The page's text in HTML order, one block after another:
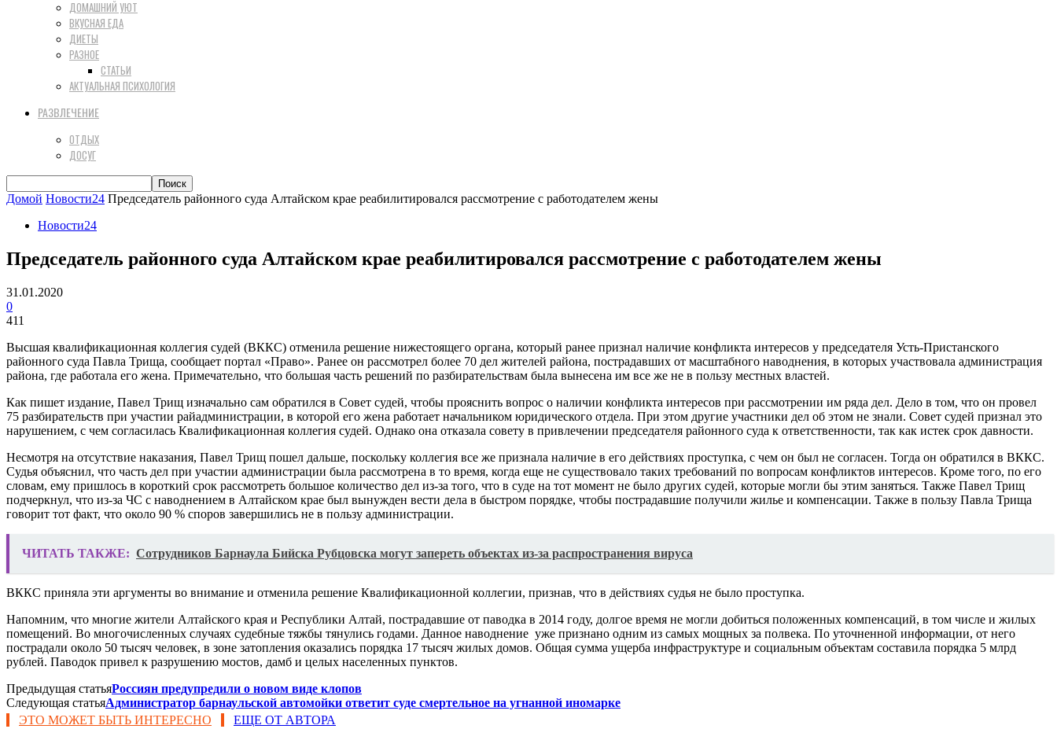
ДОМАШНИЙ УЮТ
ВКУСНАЯ ЕДА
ДИЕТЫ
РАЗНОЕ
СТАТЬИ
АКТУАЛЬНАЯ ПСИХОЛОГИЯ
РАЗВЛЕЧЕНИЕ
ОТДЫХ
ДОСУГ
Домой Новости24 Председатель районного суда Алтайском крае реабилитировался рассмотрение с работодателем жены
Новости24
Председатель районного суда Алтайском крае реабилитировался рассмотрение с работодателем жены
31.01.2020
0
411
Высшая квалификационная коллегия судей (ВККС) отменила решение нижестоящего органа, который ранее признал наличие конфликта интересов у председателя Усть-Пристанского
районного суда Павла Трища, сообщает портал «Право». Ранее он рассмотрел более 70 дел жителей района, пострадавших от масштабного наводнения, в которых участвовала администрация
района, где работала его жена. Примечательно, что большая часть решений по разбирательствам была вынесена им все же не в пользу местных властей.
Как пишет издание, Павел Трищ изначально сам обратился в Совет судей, чтобы прояснить вопрос о наличии конфликта интересов при рассмотрении им ряда дел. Дело в том, что он провел
75 разбирательств при участии райадминистрации, в которой его жена работает начальником юридического отдела. При этом другие участники дел об этом не знали. Совет судей признал это
нарушением, с чем согласилась Квалификационная коллегия судей. Однако она отказала совету в привлечении председателя районного суда к ответственности, так как истек срок давности.
Несмотря на отсутствие наказания, Павел Трищ пошел дальше, поскольку коллегия все же признала наличие в его действиях проступка, с чем он был не согласен. Тогда он обратился в ВККС.
Судья объяснил, что часть дел при участии администрации была рассмотрена в то время, когда еще не существовало таких требований по вопросам конфликтов интересов. Кроме того, по его
словам, ему пришлось в короткий срок рассмотреть большое количество дел из-за того, что в суде на тот момент не было других судей, которые могли бы этим заняться. Также Павел Трищ
подчеркнул, что из-за ЧС с наводнением в Алтайском крае был вынужден вести дела в быстром порядке, чтобы пострадавшие получили жилье и компенсации. Также в пользу Павла Трища
говорит тот факт, что около 90 % споров завершились не в пользу администрации.
ЧИТАТЬ ТАКЖЕ: Сотрудников Барнаула Бийска Рубцовска могут запереть объектах из-за распространения вируса
ВККС приняла эти аргументы во внимание и отменила решение Квалификационной коллегии, признав, что в действиях судья не было проступка.
Напомним, что многие жители Алтайского края и Республики Алтай, пострадавшие от паводка в 2014 году, долгое время не могли добиться положенных компенсаций, в том числе и жилых
помещений. Во многочисленных случаях судебные тяжбы тянулись годами. Данное наводнение уже признано одним из самых мощных за полвека. По уточненной информации, от него
пострадали около 50 тысяч человек, в зоне затопления оказались порядка 17 тысяч жилых домов. Общая сумма ущерба инфраструктуре и социальным объектам составила порядка 5 млрд
рублей. Паводок привел к разрушению мостов, дамб и целых населенных пунктов.
Предыдущая статьяРоссиян предупредили о новом виде клопов
Следующая статьяАдминистратор барнаульской автомойки ответит суде смертельное на угнанной иномарке
ЭТО МОЖЕТ БЫТЬ ИНТЕРЕСНО
ЕЩЕ ОТ АВТОРА